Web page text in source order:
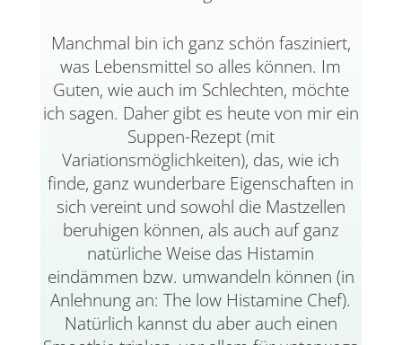
Manchmal bin ich ganz schön fasziniert,
was Lebensmittel so alles können. Im
Guten, wie auch im Schlechten, möchte
ich sagen. Daher gibt es heute von mir ein
Suppen-Rezept (mit
Variationsmöglichkeiten), das, wie ich
finde, ganz wunderbare Eigenschaften in
sich vereint und sowohl die Mastzellen
beruhigen können, als auch auf ganz
natürliche Weise das Histamin
eindämmen bzw. umwandeln können (in
Anlehnung an:The low Histamine Chef).
Natürlich kannst du aber auch einen